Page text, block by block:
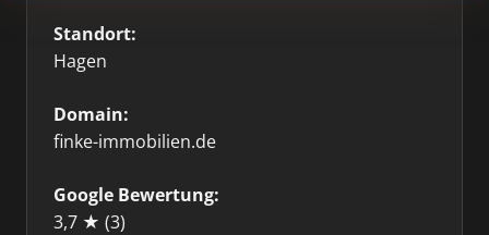
Standort:
Hagen
Domain:
finke-immobilien.de
Google Bewertung:
3,7 ★ (3)